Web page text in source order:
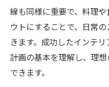
線も同様に重要で、料理
ウトにすることで、日常
きます。成功したインテ
計画の基本を理解し、理
できます。